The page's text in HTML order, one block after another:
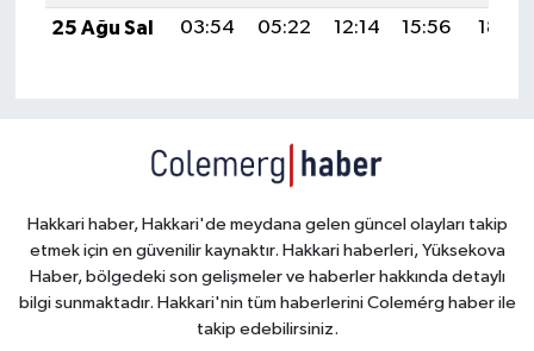
25 Ağu Sal
03:54 05:22 12:14 15:56 18:55
Hakkari haber, Hakkari'de meydana gelen güncel olayları takip
etmek için en güvenilir kaynaktır. Hakkari haberleri, Yüksekova
Haber, bölgedeki son gelişmeler ve haberler hakkında detaylı
bilgi sunmaktadır. Hakkari'nin tüm haberlerini Colemérg haber ile
takip edebilirsiniz.